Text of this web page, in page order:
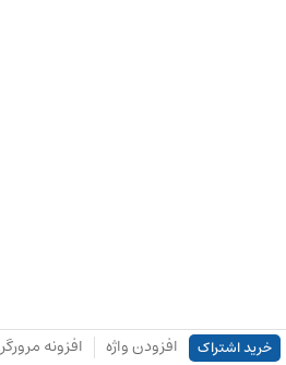
خرید اشتراک افزودن واژه افزونه مرورگر